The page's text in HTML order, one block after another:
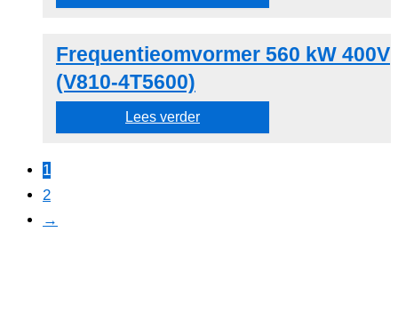
Frequentieomvormer 560 kW 400V
(V810-4T5600)
Lees verder
1
2
→